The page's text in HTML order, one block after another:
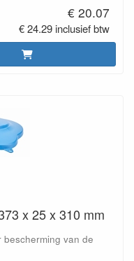
€ 20.07
€ 24.29 inclusief btw
x 25 x 310 mm
bescherming van de